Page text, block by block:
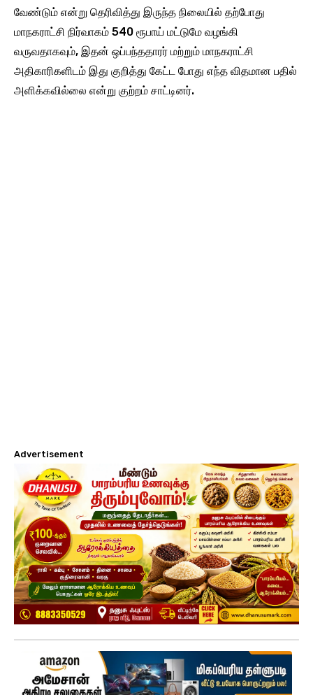
வேண்டும் என்று தெரிவித்து இருந்த நிலையில் தற்போது
மாநகராட்சி நிர்வாகம் 540 ரூபாய் மட்டுமே வழங்கி
வருவதாகவும், இதன் ஒப்பந்ததாரர் மற்றும் மாநகராட்சி
அதிகாரிகளிடம் இது குறித்து கேட்ட போது எந்த விதமான பதில்
அளிக்கவில்லை என்று குற்றம் சாட்டினர்.
Advertisement